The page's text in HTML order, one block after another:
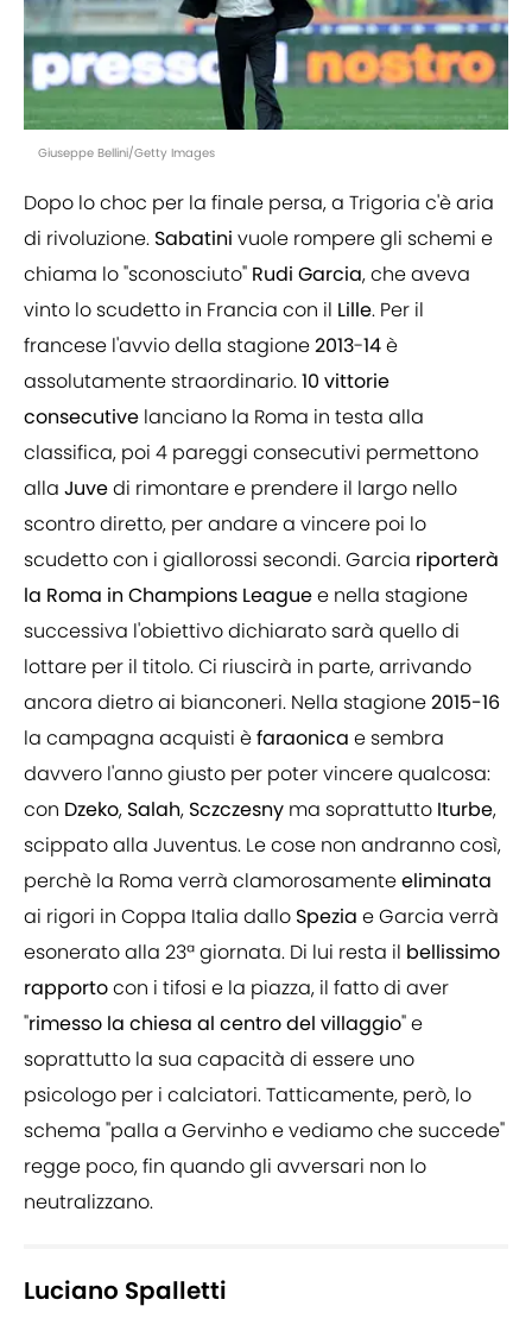
Giuseppe Bellini/Getty Images
Dopo lo choc per la finale persa, a Trigoria c'è aria
di rivoluzione. Sabatini vuole rompere gli schemi e
chiama lo "sconosciuto" Rudi Garcia, che aveva
vinto lo scudetto in Francia con il Lille. Per il
francese l'avvio della stagione2013-14è
assolutamente straordinario.10 vittorie
consecutive lanciano la Roma in testa alla
classifica, poi 4 pareggi consecutivi permettono
alla Juvedi rimontare e prendere il largo nello
scontro diretto, per andare a vincere poi lo
scudetto con i giallorossi secondi. Garcia riporterà
la Roma in Champions Leaguee nella stagione
successiva l'obiettivo dichiarato sarà quello di
lottare per il titolo. Ci riuscirà in parte, arrivando
ancora dietro ai bianconeri. Nella stagione2015-16
la campagna acquisti èfaraonica e sembra
davvero l'anno giusto per poter vincere qualcosa:
con Dzeko, Salah, Sczczesny ma soprattutto Iturbe,
scippato alla Juventus. Le cose non andranno così,
perchè la Roma verrà clamorosamenteeliminata
ai rigori in Coppa Italia dallo Spezia e Garcia verrà
esonerato alla 23ª giornata. Di lui resta il bellissimo
rapportocon i tifosi e la piazza, il fatto di aver
"rimesso la chiesa al centro del villaggio" e
soprattutto la sua capacità di essere uno
psicologo per i calciatori. Tatticamente, però, lo
schema "palla a Gervinho e vediamo che succede"
regge poco, fin quando gli avversari non lo
neutralizzano.
Luciano Spalletti